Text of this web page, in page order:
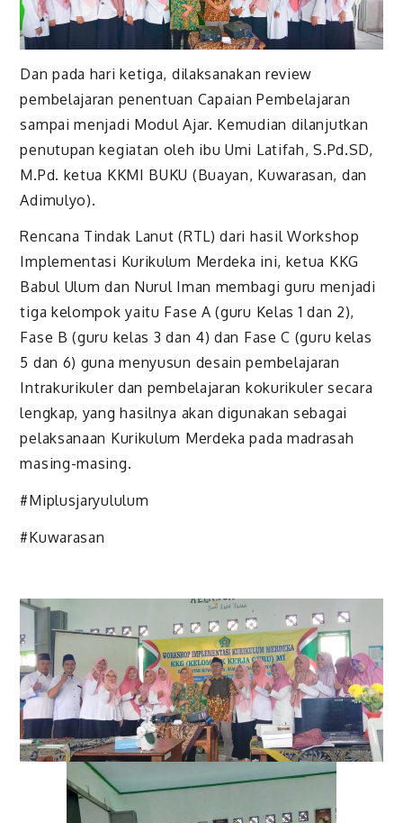
Dan pada hari ketiga, dilaksanakan review
pembelajaran penentuan Capaian Pembelajaran
sampai menjadi Modul Ajar. Kemudian dilanjutkan
penutupan kegiatan oleh ibu Umi Latifah, S.Pd.SD,
M.Pd. ketua KKMI BUKU (Buayan, Kuwarasan, dan
Adimulyo).
Rencana Tindak Lanut (RTL) dari hasil Workshop
Implementasi Kurikulum Merdeka ini, ketua KKG
Babul Ulum dan Nurul Iman membagi guru menjadi
tiga kelompok yaitu Fase A (guru Kelas 1 dan 2),
Fase B (guru kelas 3 dan 4) dan Fase C (guru kelas
5 dan 6) guna menyusun desain pembelajaran
Intrakurikuler dan pembelajaran kokurikuler secara
lengkap, yang hasilnya akan digunakan sebagai
pelaksanaan Kurikulum Merdeka pada madrasah
masing-masing.
#Miplusjaryululum
#Kuwarasan